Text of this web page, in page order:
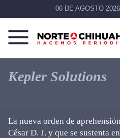
06 DE AGOSTO 2026
Norte
Chihuahua
Más
que
noticias,
Kepler Solutions
La nueva orden de
César D. J. y que se sustenta